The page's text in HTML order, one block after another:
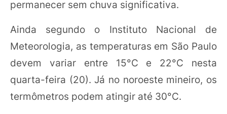
permanecer sem chuva significativa.
Ainda segundo o Instituto Nacional de
Meteorologia, as temperaturas em São Paulo
devem variar entre 15°C e 22°C nesta
quarta-feira (20). Já no noroeste mineiro, os
termômetros podem atingir até 30°C.